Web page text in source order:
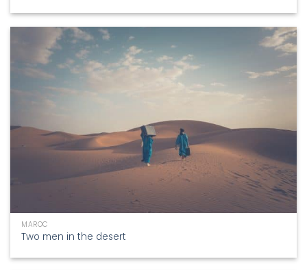
MAROC
Two men in the desert